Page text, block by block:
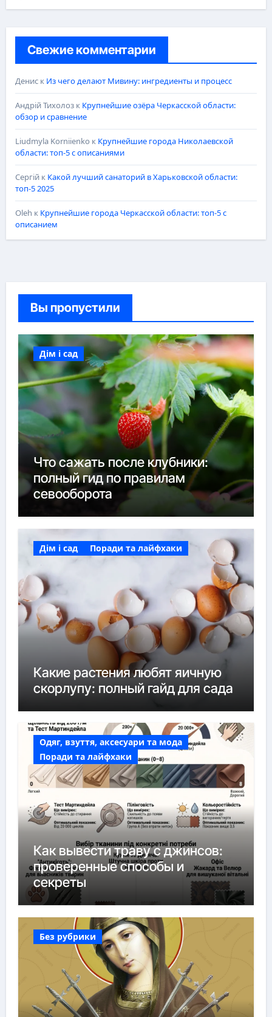
Свежие комментарии
Дениск Из чего делают Мивину: ингредиенты и процесс
Андрій Тихолозк Крупнейшие озёра Черкасской области:
обзор и сравнение
Liudmyla Korniienko к Крупнейшие города Николаевской
области: топ-5 с описаниями
Сергійк Какой лучший санаторий в Харьковской области:
топ-5 2025
Oleh к Крупнейшие города Черкасской области: топ-5 с
описанием
Вы пропустили
Дім і сад
Что сажать после клубники:
полный гид по правилам
севооборота
Дім і сад Поради та лайфхаки
Какие растения любят яичную
скорлупу: полный гайд для сада
Одяг, взуття, аксесуари та мода
Поради та лайфхаки
Как вывести траву с джинсов:
проверенные способы и
секреты
Без рубрики